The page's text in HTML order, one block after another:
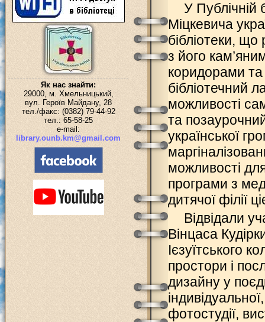
Як нас знайти:
29000, м. Хмельницький,
вул. Героїв Майдану, 28
тел./факс: (0382) 79-44-92
тел.: 65-58-25
e-mail:
library.ounb.km@gmail.com
У Публічній
Міцкевича
бібліотеки,
з його
коридорами
бібліотечний
можливості
та
української
можливості
програми з
дитячої філії
Відвідали
Вінцаса
Ієзуїтського
простори і
дизайну у
фотостудії,